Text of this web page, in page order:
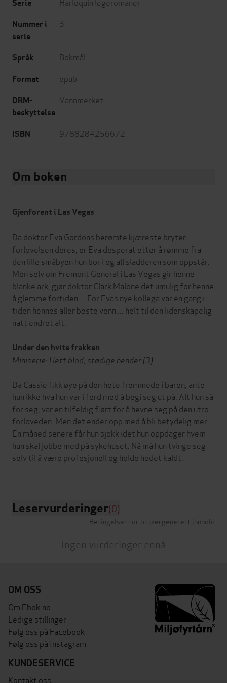
Serie
Nummer i
serie
3
Språk Bokmål
Format epub
DRM-
beskyttelse
Vannmerket
ISBN 9788284256672
Om boken
Gjenforent i Las Vegas
Da doktor Eva Gordons berømte kjæreste bryter
forlovelsen deres, er Eva desperat etter å rømme fra
den lille småbyen hun bor i og all sladderen som oppstår.
Men selv om Fremont General i Las Vegas gir henne
blanke ark, gjør doktor Clark Malone det umulig for henne
å glemme fortiden ... For Evas nye kollega var en gang i
tiden hennes aller beste venn ... helt til den lidenskapelig
natt endret alt.
Under den hvite frakken
Miniserie: Hett blod, stødige hender (3)
Da Cassie fikk øye på den hete fremmede i baren, ante
hun ikke hva hun var i ferd med å begi seg ut på. Alt hun så
for seg, var en tilfeldig flørt for å hevne seg på den utro
forloveden. Men det ender opp med å bli betydelig mer.
En måned senere får hun sjokk idet hun oppdager hvem
hun skal jobbe med på sykehuset. Nå må hun tvinge seg
selv til å være profesjonell og holde hodet kaldt.
Leservurderinger(0)
Betingelser for brukergenerert innhold
Ingen vurderinger ennå
OM OSS
Om Ebok.no
Ledige stillinger
Følg oss på Facebook
Følg oss på Instagram
KUNDESERVICE
Kontakt oss